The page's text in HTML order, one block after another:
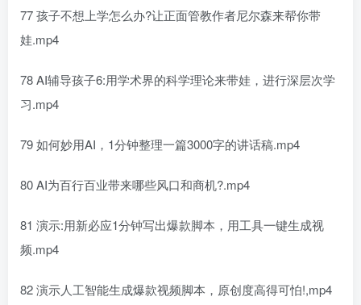
77 孩子不想上学怎么办?让正面管教作者尼尔森来帮你带
娃.mp4
78 AI辅导孩子6:用学术界的科学理论来带娃，进行深层次学
习.mp4
79 如何妙用AI，1分钟整理一篇3000字的讲话稿.mp4
80 AI为百行百业带来哪些风口和商机?.mp4
81 演示:用新必应1分钟写出爆款脚本，用工具一键生成视
频.mp4
82 演示人工智能生成爆款视频脚本，原创度高得可怕!,mp4